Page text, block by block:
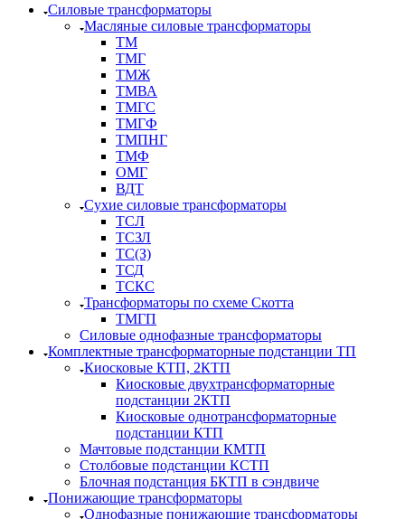
Силовые трансформаторы
Масляные силовые трансформаторы
ТМ
ТМГ
ТМЖ
ТМВА
ТМГС
ТМГФ
ТМПНГ
ТМФ
ОМГ
ВДТ
Сухие силовые трансформаторы
ТСЛ
ТСЗЛ
ТС(З)
ТСД
ТСКС
Трансформаторы по схеме Скотта
ТМГП
Силовые однофазные трансформаторы
Комплектные трансформаторные подстанции ТП
Киосковые КТП, 2КТП
Киосковые двухтрансформаторные
подстанции 2КТП
Киосковые однотрансформаторные
подстанции КТП
Мачтовые подстанции КМТП
Столбовые подстанции КСТП
Блочная подстанция БКТП в сэндвиче
Понижающие трансформаторы
Однофазные понижающие трансформаторы